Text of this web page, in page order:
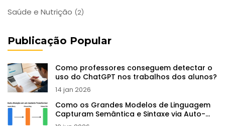
Saúde e Nutrição (2)
Publicação Popular
Como professores conseguem detectar o
uso do ChatGPT nos trabalhos dos alunos?
14 jan 2026
Como os Grandes Modelos de Linguagem
Capturam Semântica e Sintaxe via Auto-
supervisão